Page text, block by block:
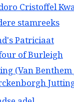
Cristoffel
stamreeks
Patriciaat
of Burleigh
(Van